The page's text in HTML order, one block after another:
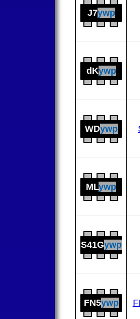
J7ywp
dKywp
WDywp
MLywp
S41Gywp
FN5ywp